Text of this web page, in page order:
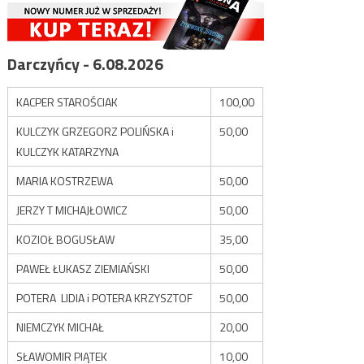
Darczyńcy - 6.08.2026
KACPER STAROŚCIAK
100,00
KULCZYK GRZEGORZ POLIŃSKA i
KULCZYK KATARZYNA
50,00
MARIA KOSTRZEWA
50,00
JERZY T MICHAJŁOWICZ
50,00
KOZIOŁ BOGUSŁAW
35,00
PAWEŁ ŁUKASZ ZIEMIAŃSKI
50,00
POTERA LIDIA i POTERA KRZYSZTOF
50,00
NIEMCZYK MICHAŁ
20,00
SŁAWOMIR PIĄTEK
10,00